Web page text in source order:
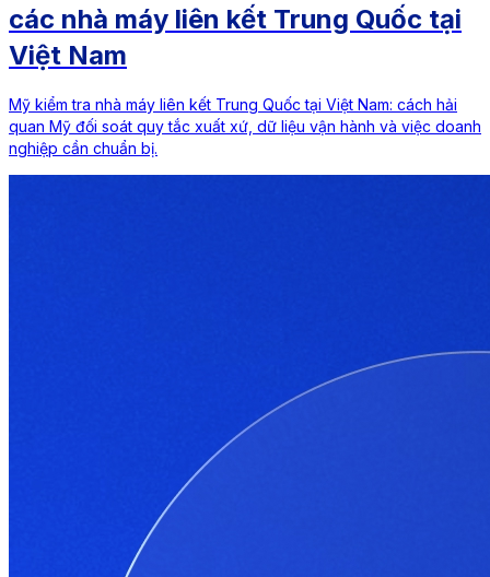
các nhà máy liên kết Trung Quốc tại
Việt Nam
Mỹ kiểm tra nhà máy liên kết Trung Quốc tại Việt Nam: cách hải
quan Mỹ đối soát quy tắc xuất xứ, dữ liệu vận hành và việc doanh
nghiệp cần chuẩn bị.